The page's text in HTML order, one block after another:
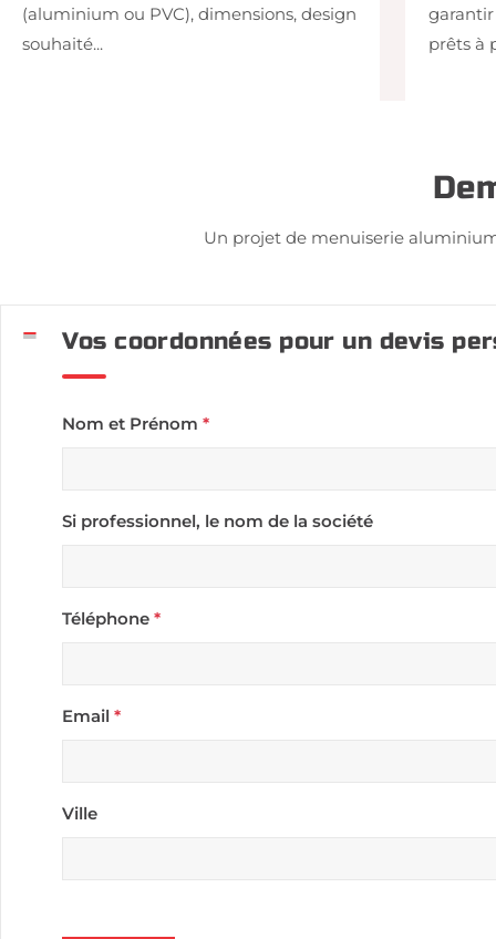
(aluminium ou PVC), dimensions, design
souhaité...
prêts à
Un projet de menuiserie
Vos coordonnées pour un devis
Nom et Prénom*
Si professionnel, le nom de la société
Téléphone*
Email*
Ville